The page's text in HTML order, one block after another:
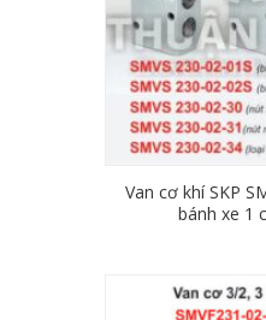
Van cơ khí SKP
bánh xe 1